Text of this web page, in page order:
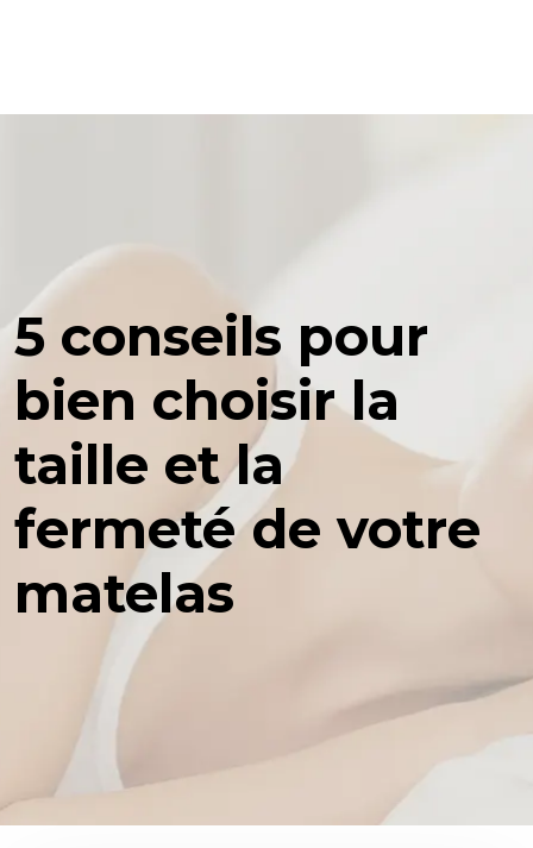
5 conseils pour
bien choisir la
taille et la
fermeté de votre
matelas